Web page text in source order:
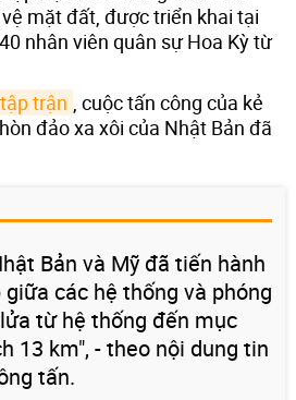
mặt đất, được triển khai tại
nhân viên quân sự Hoa Kỳ từ
trận , cuộc tấn công của kẻ
đảo xa xôi của Nhật Bản đã
Bản và Mỹ đã tiến hành
các hệ thống và phóng
từ hệ thống đến mục
13 km", - theo nội dung tin
tấn.